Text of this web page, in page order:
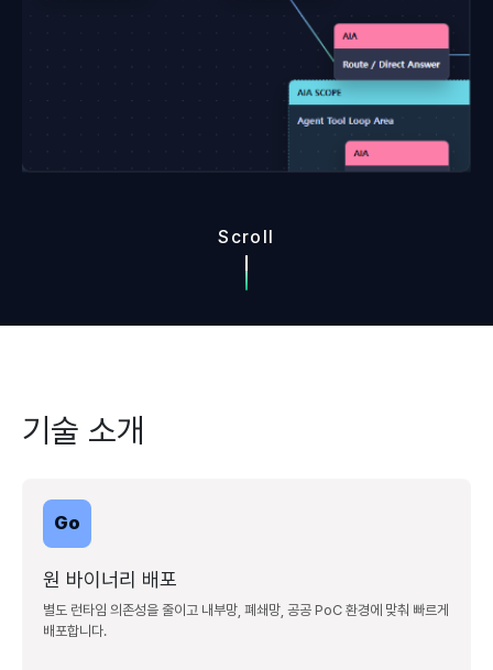
Scroll
기술 소개
Go
원 바이너리 배포
별도 런타임 의존성을 줄이고 내부망, 폐쇄망, 공공 PoC 환경에 맞춰 빠르게
배포합니다.